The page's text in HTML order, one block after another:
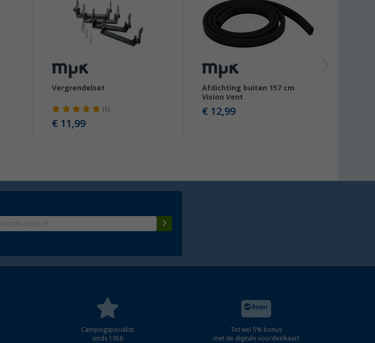
Vergrendelset
(1)
€ 11,99
Afdichting buiten 157 cm
Vision Vent
€ 12,99
Campingspecialist
sinds 1958
Tot wel 5% bonus
met de digitale voordeelkaart